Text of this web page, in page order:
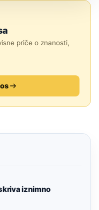
priče o znanosti,
iznimno